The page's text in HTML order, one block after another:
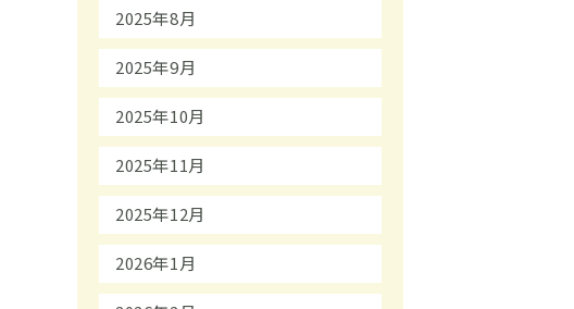
2025年8月
2025年9月
2025年10月
2025年11月
2025年12月
2026年1月